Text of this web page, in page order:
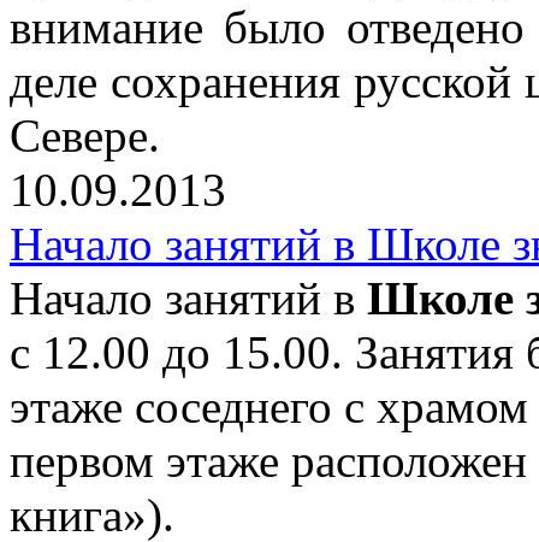
внимание было отведено
деле сохранения
Севере.
10.09.2013
Начало занятий в Школе
Начало занятий в Школе
с 12.00 до 15.00. Занятия
этаже соседнего с
первом этаже
книга»).